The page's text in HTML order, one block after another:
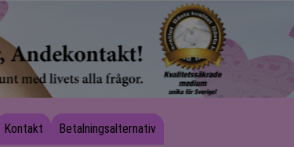
Kontakt Betalningsalternativ